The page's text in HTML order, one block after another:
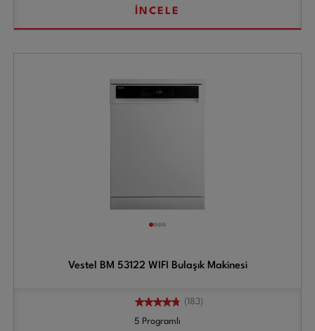
İNCELE
Vestel BM 53122 WIFI Bulaşık Makinesi
(183)
5 Programlı